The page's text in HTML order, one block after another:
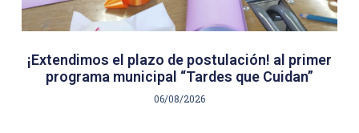
¡Extendimos el plazo de postulación! al primer
programa municipal “Tardes que Cuidan”
06/08/2026